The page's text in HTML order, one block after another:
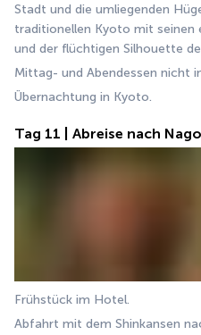
Stadt und die umliegenden
traditionellen Kyoto mit seinen
und der flüchtigen Silhouette
Mittag- und Abendessen nicht
Übernachtung in Kyoto.
Tag 11 | Abreise nach
Frühstück im Hotel.
Abfahrt mit dem Shinkansen